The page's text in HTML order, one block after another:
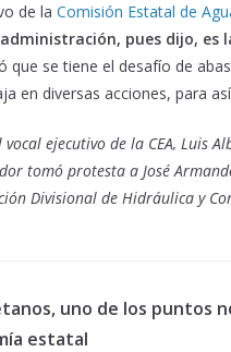
de la Comisión Estatal de
pues dijo,
que se tiene el desafío de
en diversas acciones, para
ejecutivo de la CEA, Luis
tomó protesta a José
Divisional de Hidráulica y
uno de los puntos
estatal